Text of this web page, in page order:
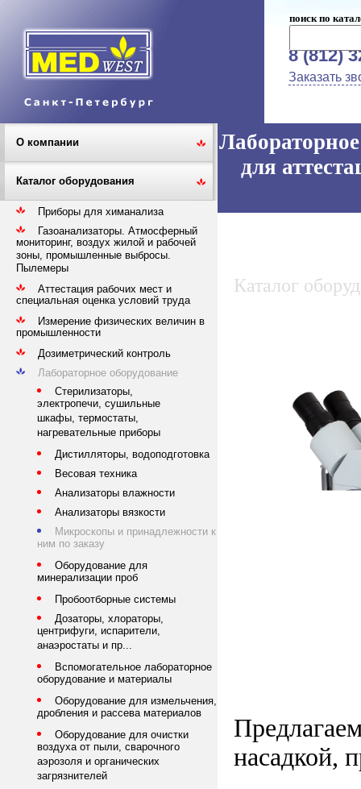
поиск по
8 (812)
Заказать
О компании
Каталог оборудования
Приборы для химанализа
Газоанализаторы. Атмосферный
мониторинг, воздух жилой и рабочей
зоны, промышленные выбросы.
Пылемеры
Аттестация рабочих мест и
специальная оценка условий труда
Измерение физических величин в
промышленности
Дозиметрический контроль
Лабораторное оборудование
Стерилизаторы,
электропечи, сушильные
шкафы, термостаты,
нагревательные приборы
Дистилляторы, водоподготовка
Весовая техника
Анализаторы влажности
Анализаторы вязкости
Микроскопы и принадлежности к
ним по заказу
Оборудование для
минерализации проб
Пробоотборные системы
Дозаторы, хлораторы,
центрифуги, испарители,
анаэростаты и пр...
Вспомогательное лабораторное
оборудование и материалы
Оборудование для измельчения,
дробления и рассева материалов
Оборудование для очистки
воздуха от пыли, сварочного
аэрозоля и органических
загрязнителей
для
Каталог
насадкой,